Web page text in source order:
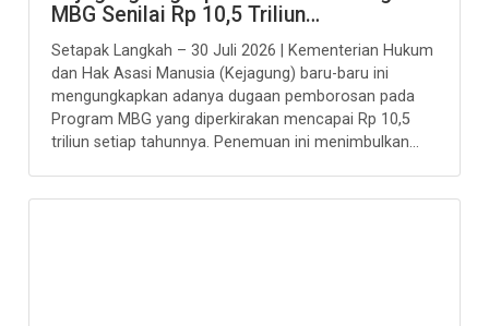
MBG Senilai Rp 10,5 Triliun…
Setapak Langkah – 30 Juli 2026 | Kementerian Hukum
dan Hak Asasi Manusia (Kejagung) baru-baru ini
mengungkapkan adanya dugaan pemborosan pada
Program MBG yang diperkirakan mencapai Rp 10,5
triliun setiap tahunnya. Penemuan ini menimbulkan...